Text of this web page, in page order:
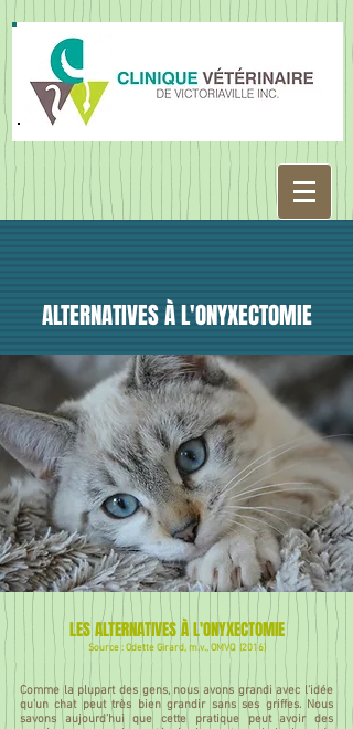
ALTERNATIVES À L'ONYXECTOMIE
LES ALTERNATIVES À L'ONYXECTOMIE
Source : Odette Girard, m.v., OMVQ (2016)
Comme la plupart des gens, nous avons grandi avec l'idée
qu'un chat peut très bien grandir sans ses griffes. Nous
savons aujourd’hui que cette pratique peut avoir des